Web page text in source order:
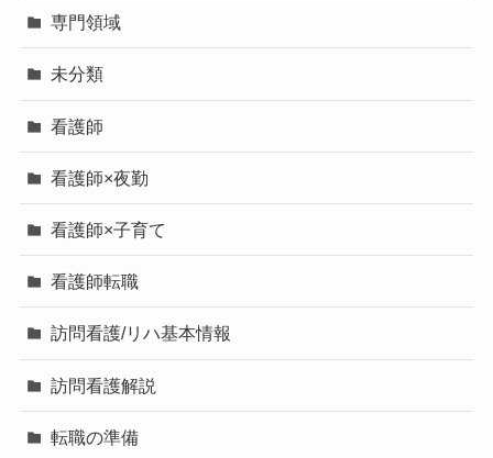
専門領域
未分類
看護師
看護師×夜勤
看護師×子育て
看護師転職
訪問看護/リハ基本情報
訪問看護解説
転職の準備